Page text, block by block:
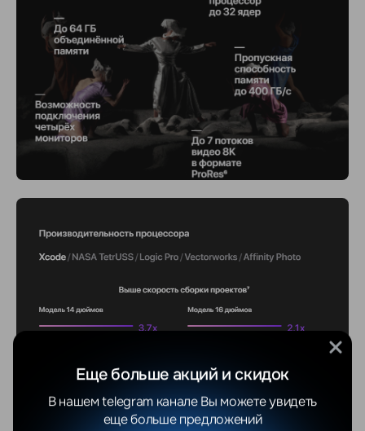
Еще больше акций и скидок
В нашем telegram канале Вы можете увидеть
еще больше предложений